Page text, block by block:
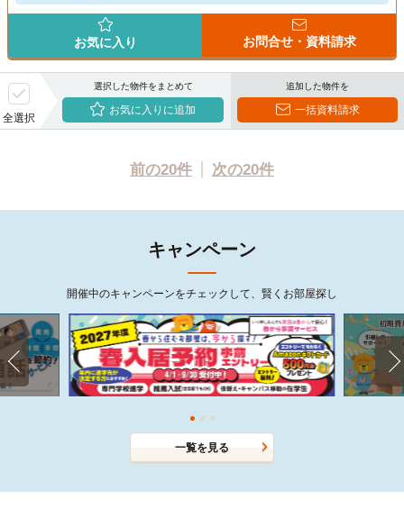
お気に入り お問合せ・資料請求
全選択
選択した物件をまとめて
お気に入りに追加
追加した物件を
一括資料請求
前の20件 次の20件
キャンペーン
開催中のキャンペーンをチェックして、賢くお部屋探し
一覧を見る